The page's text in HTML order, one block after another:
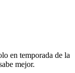
en temporada de la
mejor.